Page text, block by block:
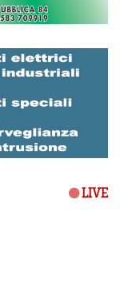
LIVE